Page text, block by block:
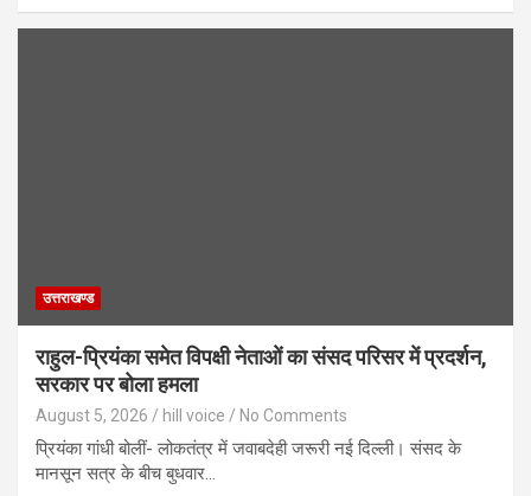
उत्तराखण्ड
राहुल-प्रियंका समेत विपक्षी नेताओं का संसद परिसर में प्रदर्शन,
सरकार पर बोला हमला
August 5, 2026 hill voice No Comments
प्रियंका गांधी बोलीं- लोकतंत्र में जवाबदेही जरूरी नई दिल्ली। संसद के
मानसून सत्र के बीच बुधवार…